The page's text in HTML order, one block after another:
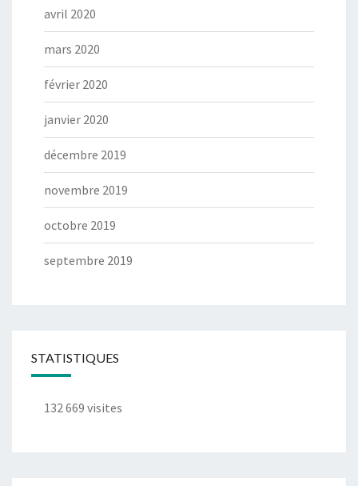
avril 2020
mars 2020
février 2020
janvier 2020
décembre 2019
novembre 2019
octobre 2019
septembre 2019
STATISTIQUES
132 669 visites